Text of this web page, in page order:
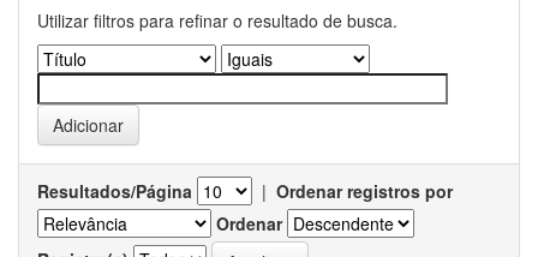
Utilizar filtros para refinar o resultado de busca.
Resultados/Página | Ordenar registros por
Ordenar